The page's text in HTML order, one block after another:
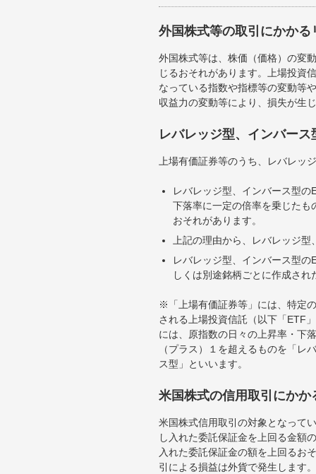
外国株式等の取引にかかる
外国株式等は、株価（価格）の変
じるおそれがあります。上場投資
なっている指数や指標等の変動等
収益力の変動等により、損失が生
レバレッジ型、インバー
上場有価証券等のうち、レバレ
レバレッジ型、インバース型
下落率に一定の倍率を乗じた
おそれがあります。
上記の理由から、レバレッジ
レバレッジ型、インバース型
しくは別途銘柄ごとに作成さ
※「上場有価証券等」には、特定
される上場投資信託（以下「ETF
には、原指数の日々の上昇率・下
（プラス）１を超えるものを「
ス型」といいます。
米国株式の信用取引にかか
米国株式信用取引の対象となって
し入れた委託保証金を上回る金額
入れた委託保証金の額を上回るお
引による損益は外貨で発生します